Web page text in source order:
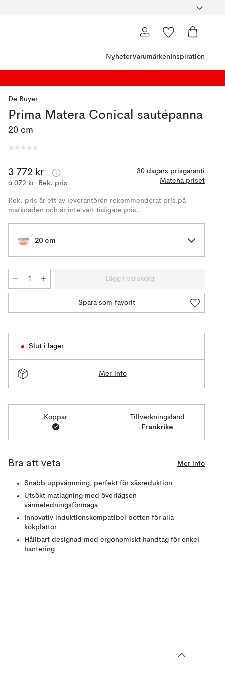
NyheterVarumärken Inspiration
De Buyer
Prima Matera Conical sautépanna
20 cm
3 772 kr
6 072 kr Rek. pris
30 dagars prisgaranti
Matcha priset
Rek. pris är ett av leverantören rekommenderat pris på
marknaden och är inte vårt tidigare pris.
20 cm
Lägg i varukorg
Spara som favorit
Slut i lager
Mer info
Koppar Tillverkningsland
Frankrike
Bra att veta Mer info
Snabb uppvärmning, perfekt för såsreduktion
Utsökt matlagning med överlägsen
värmeledningsförmåga
Innovativ induktionskompatibel botten för alla
kokplattor
Hållbart designad med ergonomiskt handtag för enkel
hantering